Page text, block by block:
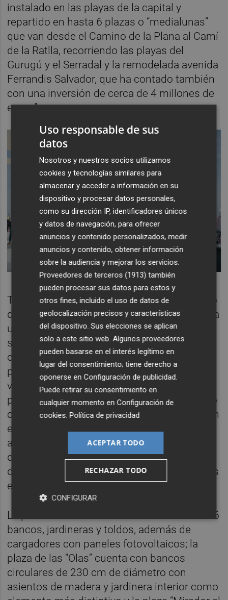
instalado en las playas de la capital y
repartido en hasta 6 plazas o “medialunas”
que van desde el Camino de la Plana al Camí
de la Ratlla, recorriendo las playas del
Gurugú y el Serradal y la remodelada avenida
Ferrandis Salvador, que ha contado también
con una inversión de cerca de 4 millones de
euros”.
Toledo ha indicado que “la tipología y diseño
del mobiliario previsto es diferente para cada
una de las plazas con el objeto de su
singularización y facilitar su identificación
como punto de encuentro. Así, tenemos la
plaza “Veleros”, con bancos en forma de
velero y toldos como velas triangulares; la
plaza “Illes Columbretes”; tanto el pavimento
como el mobiliario de esta plaza representan
el relieve de las islas que forman el
archipiélago Illes Columbretes, con
diferentes módulos piramidales de distintas
dimensiones y alturas, albergando jardineras
en el centro de las mismas”.
La plaza de las “Mareas” cuenta con hasta 26
bancos, jardineras y toldos, además de
cargadores con paneles fotovoltaicos; la
plaza de las “Olas” cuenta con bancos
circulares de 230 cm de diámetro con
asientos de madera y jardinera interior como
Uso responsable de sus
datos
Nosotros y nuestros socios utilizamos
cookies y tecnologías similares para
almacenar y acceder a información en su
dispositivo y procesar datos personales,
como su dirección IP, identificadores únicos
y datos de navegación, para ofrecer
anuncios y contenido personalizados, medir
anuncios y contenido, obtener información
sobre la audiencia y mejorar los servicios.
Proveedores de terceros (1913) también
pueden procesar sus datos para estos y
otros fines, incluido el uso de datos de
geolocalización precisos y características
del dispositivo. Sus elecciones se aplican
solo a este sitio web. Algunos proveedores
pueden basarse en el interés legítimo en
lugar del consentimiento; tiene derecho a
oponerse enConfiguración de publicidad
Puede retirar su consentimiento en
cualquier momento enConfiguración de
cookies .Política de privacidad
ACEPTAR TODO
RECHAZAR TODO
CONFIGURAR